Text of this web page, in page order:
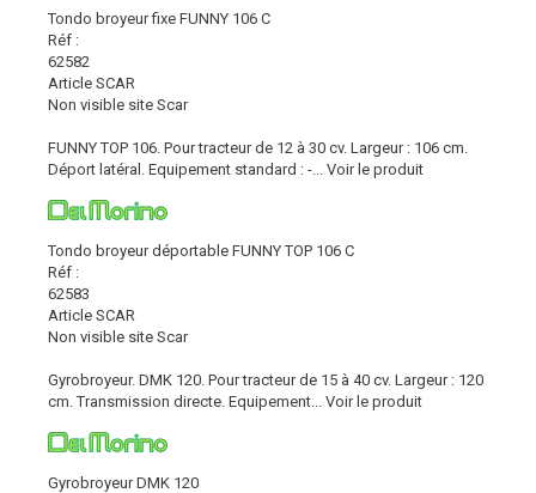
Tondo broyeur fixe FUNNY 106 C
Réf :
62582
Article SCAR
Non visible site Scar
FUNNY TOP 106. Pour tracteur de 12 à 30 cv. Largeur : 106 cm.
Déport latéral. Equipement standard : -...
Voir le produit
Tondo broyeur déportable FUNNY TOP 106 C
Réf :
62583
Article SCAR
Non visible site Scar
Gyrobroyeur. DMK 120. Pour tracteur de 15 à 40 cv. Largeur : 120
cm. Transmission directe. Equipement...
Voir le produit
Gyrobroyeur DMK 120